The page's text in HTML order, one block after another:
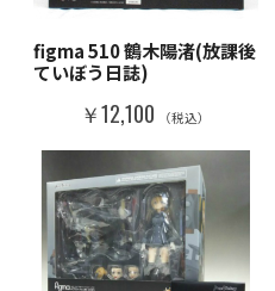
figma 510 鶴木陽渚(放課後
ていぼう日誌)
￥12,100 （税込）